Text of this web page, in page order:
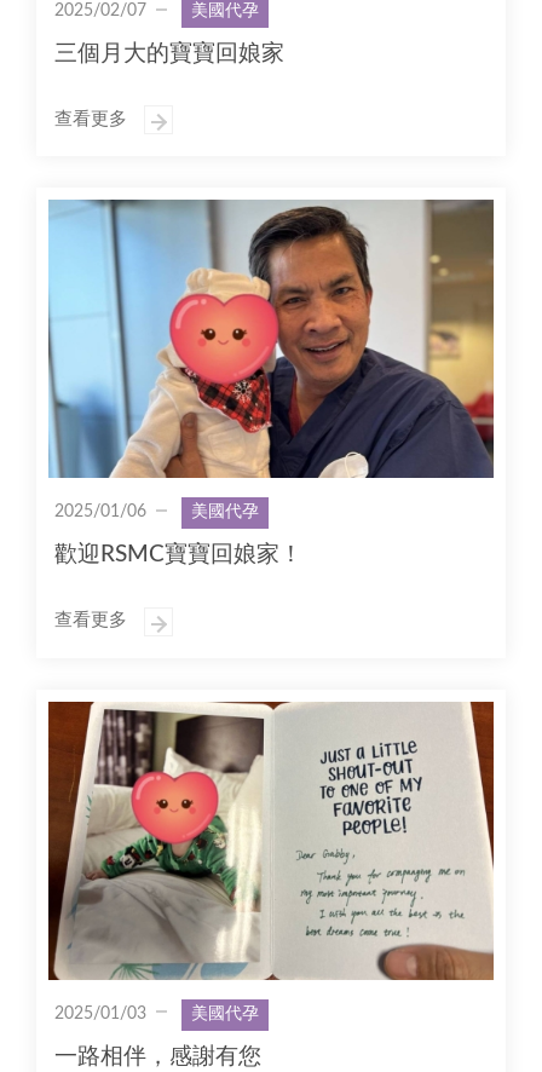
2025/02/07 美國代孕
三個月大的寶寶回娘家
查看更多
2025/01/06 美國代孕
歡迎RSMC寶寶回娘家！
查看更多
2025/01/03 美國代孕
一路相伴，感謝有您